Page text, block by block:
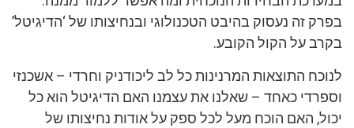
בפרק זה נעסוק בהיבט הטכנולוגי ובנחיצותו של ‘הדיגיטל’
בקרב על הקול הקובע.
לנוכח התוצאות המרנינות כל לב ליכודניק וחרדי – אשכנזי
וספרדי כאחד – שאלנו את עצמנו האם הדיגיטל הוא כל
יכול, האם הוכח מעל לכל ספק על אודות נחיצותו של